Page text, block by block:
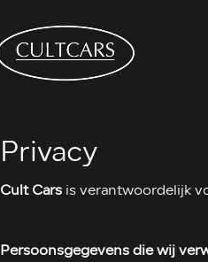
Privacy
Cult Cars is verantwoordelijk
Persoonsgegevens die wij